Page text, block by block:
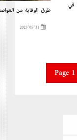
في
طرق الوقاية من
Page 1